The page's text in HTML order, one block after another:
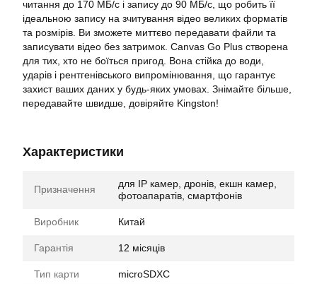
читання до 170 МБ/с і запису до 90 МБ/с, що робить її
ідеальною запису на зчитування відео великих форматів
та розмірів. Ви зможете миттєво передавати файли та
записувати відео без затримок. Canvas Go Plus створена
для тих, хто не боїться пригод. Вона стійка до води,
ударів і рентгенівського випромінювання, що гарантує
захист ваших даних у будь-яких умовах. Знімайте більше,
передавайте швидше, довіряйте Kingston!
Характеристики
Призначення
для IP камер, дронів, екшн камер,
фотоапаратів, смартфонів
Виробник Китай
Гарантія 12 місяців
Тип карти microSDXC